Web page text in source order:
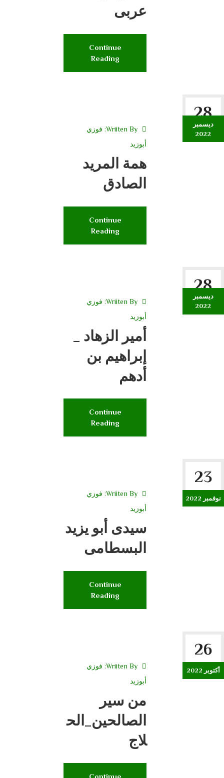
عربى
Continue
Reading
28
ديسمبر
2022
Wriiten By: فوزي
أبوزيد
همة المريد
الصادق
Continue
Reading
28
ديسمبر
2022
Wriiten By: فوزي
أبوزيد
أمير الزهاد _
إبراهيم بن
أدهم
Continue
Reading
23
نوفمبر 2022
Wriiten By: فوزي
أبوزيد
سيدى أبو يزيد
البسطامى
Continue
Reading
26
أكتوبر 2022
Wriiten By: فوزي
أبوزيد
من سير
الصالحين_الح
لاج